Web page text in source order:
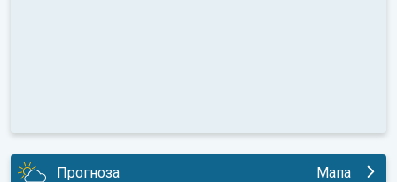
Прогноза Мапа